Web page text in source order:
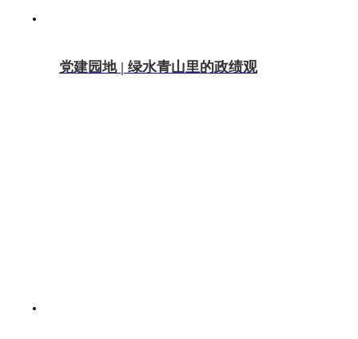
党建园地 | 绿水青山里的政绩观